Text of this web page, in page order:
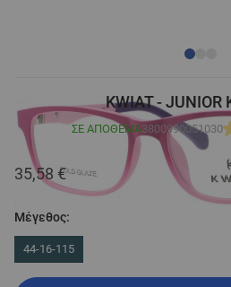
KWIAT - JUNIOR
ΣΕ ΑΠΌΘΕΜΑ3800990051030
35,58 €
Μέγεθος:
44-16-115